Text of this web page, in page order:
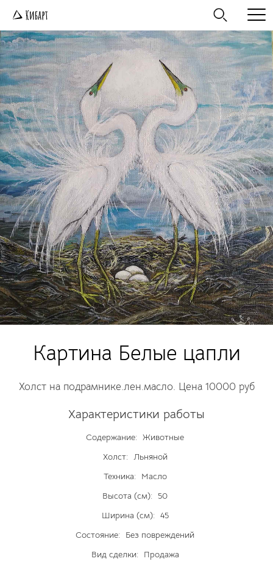
Картина Белые цапли
Холст на подрамнике.лен.масло. Цена 10000 руб
Характеристики работы
Содержание: Животные
Холст: Льняной
Техника:
Масло
Высота (см):
50
Ширина (см): 45
Состояние:
Без повреждений
Вид сделки:
Продажа